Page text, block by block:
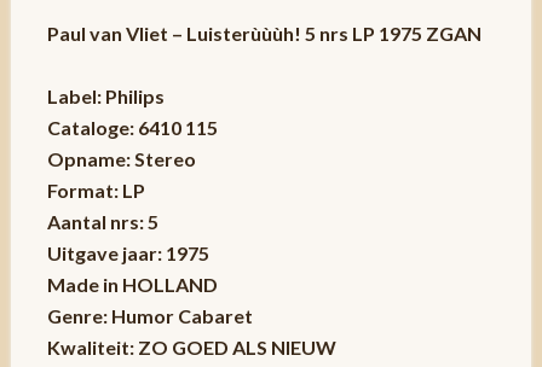
Paul van Vliet – Luisterùùùh! 5 nrs LP 1975 ZGAN
Label: Philips
Cataloge: 6410 115
Opname: Stereo
Format: LP
Aantal nrs: 5
Uitgave jaar: 1975
Made in HOLLAND
Genre: Humor Cabaret
Kwaliteit: ZO GOED ALS NIEUW